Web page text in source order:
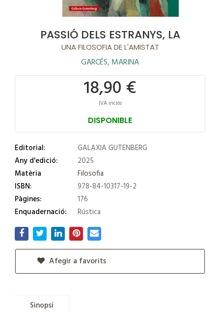
PASSIÓ DELS ESTRANYS, LA
UNA FILOSOFIA DE L'AMISTAT
GARCÉS, MARINA
18,90 €
IVA inclós
DISPONIBLE
Editorial:
GALAXIA GUTENBERG
Any d'edició:
2025
Matèria
Filosofia
ISBN:
978-84-10317-19-2
Pàgines:
176
Enquadernació:
Rústica
Afegir a favorits
Sinopsi